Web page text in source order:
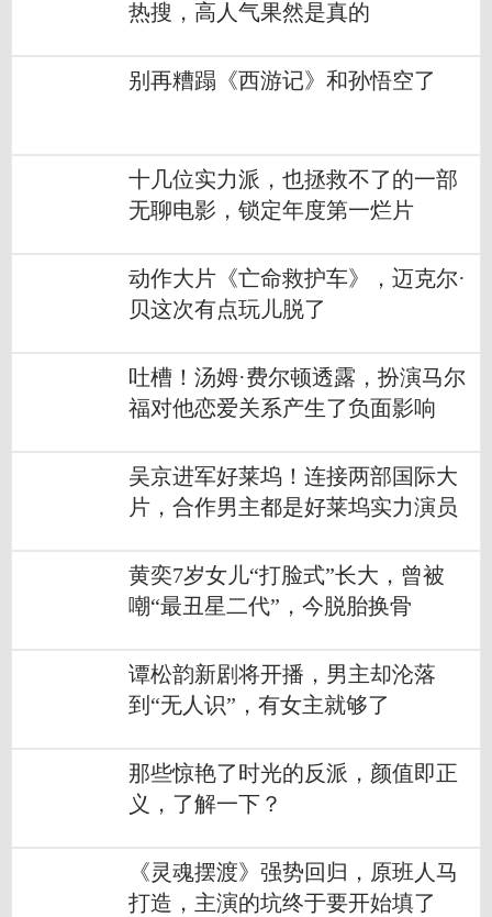
热搜，高人气果然是真的
别再糟蹋《西游记》和孙悟空了
十几位实力派，也拯救不了的一部
无聊电影，锁定年度第一烂片
动作大片《亡命救护车》，迈克尔·
贝这次有点玩儿脱了
吐槽！汤姆·费尔顿透露，扮演马尔
福对他恋爱关系产生了负面影响
吴京进军好莱坞！连接两部国际大
片，合作男主都是好莱坞实力演员
黄奕7岁女儿“打脸式”长大，曾被
嘲“最丑星二代”，今脱胎换骨
谭松韵新剧将开播，男主却沦落
到“无人识”，有女主就够了
那些惊艳了时光的反派，颜值即正
义，了解一下？
《灵魂摆渡》强势回归，原班人马
打造，主演的坑终于要开始填了